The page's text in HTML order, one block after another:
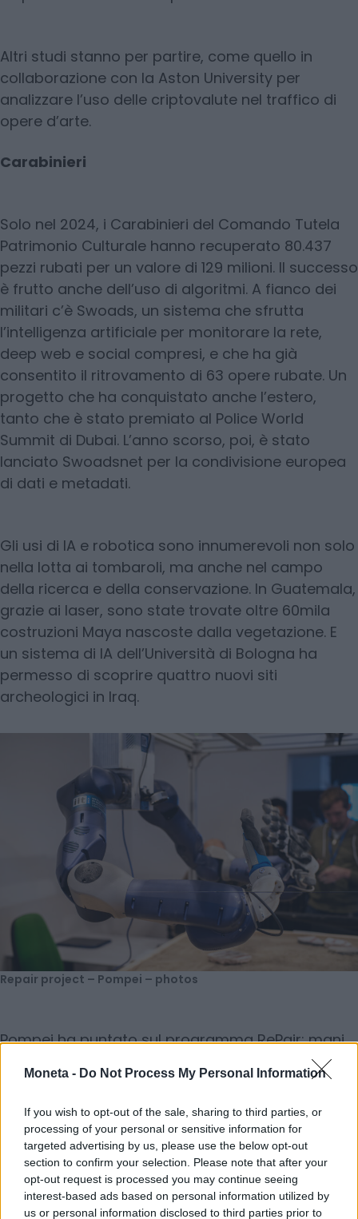
Moneta - Do Not Process My Personal Information
If you wish to opt-out of the sale, sharing to third parties, or
processing of your personal or sensitive information for
targeted advertising by us, please use the below opt-out
section to confirm your selection. Please note that after your
opt-out request is processed you may continue seeing
interest-based ads based on personal information utilized by
us or personal information disclosed to third parties prior to
Altri studi stanno per partire, come quello in
collaborazione con la Aston University per
analizzare l’uso delle criptovalute nel traffico di
opere d’arte.
Carabinieri
Solo nel 2024, i Carabinieri del Comando Tutela
Patrimonio Culturale hanno recuperato 80.437
pezzi rubati per un valore di 129 milioni. Il successo
è frutto anche dell’uso di algoritmi. A fianco dei
militari c’è Swoads, un sistema che sfrutta
l’intelligenza artificiale per monitorare la rete,
deep web e social compresi, e che ha già
consentito il ritrovamento di 63 opere rubate. Un
progetto che ha conquistato anche l’estero,
tanto che è stato premiato al Police World
Summit di Dubai. L’anno scorso, poi, è stato
lanciato Swoadsnet per la condivisione europea
di dati e metadati.
Gli usi di IA e robotica sono innumerevoli non solo
nella lotta ai tombaroli, ma anche nel campo
della ricerca e della conservazione. In Guatemala,
grazie ai laser, sono state trovate oltre 60mila
costruzioni Maya nascoste dalla vegetazione. E
un sistema di IA dell’Università di Bologna ha
permesso di scoprire quattro nuovi siti
archeologici in Iraq.
Repair project – Pompei – photos
Pompei ha puntato sul programma RePair: mani
robot guidate dall’intelligenza artificiale hanno
ricomposto come un puzzle gli affreschi della
Casa dei Pittori al Lavoro nell’Insula dei Casti
Amanti, ridotti in frantumi dai bombardamenti
della Seconda Guerra Mondiale, e quelli della
Schola Armaturarum, danneggiati dal crollo del
2010. Il progetto è stato coordinato dall’Università
Ca’ Foscari con vari partner italiani ed europei fra